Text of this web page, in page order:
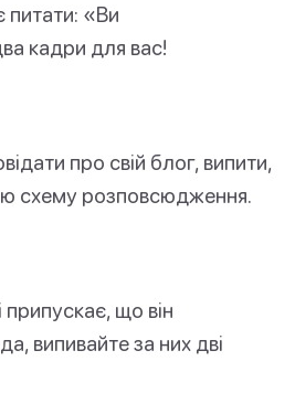
питати: «Ви
кадри для вас!
про свій блог, випити,
схему розповсюдження.
що він
випивайте за них дві